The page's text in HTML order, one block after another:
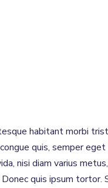
habitant morbi
quis, semper eget
nisi diam varius
quis ipsum